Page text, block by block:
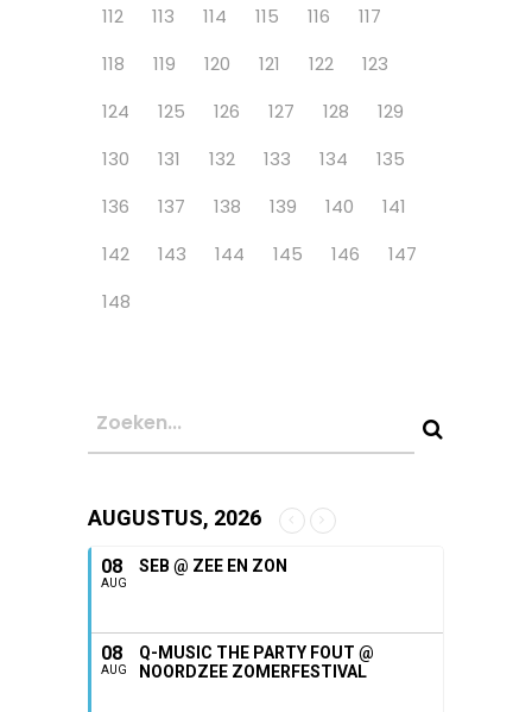
112 113 114 115 116
117
118
119 120 121 122
123
124
125 126 127 128
129
130
131 132 133 134
135
136
137 138 139 140
141
142
143 144 145 146
147
148
AUGUSTUS, 2026
08
AUG
SEB @ ZEE EN ZON
08
AUG
Q-MUSIC THE PARTY FOUT @
NOORDZEE ZOMERFESTIVAL